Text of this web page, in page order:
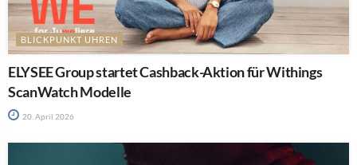
BLICKPUNKT UHREN
ELYSEE Group startet Cashback-Aktion für Withings
ScanWatch Modelle
20. April 2026